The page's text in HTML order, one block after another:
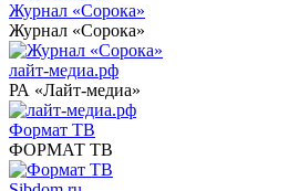
Журнал «Сорока»
Журнал «Сорока»
лайт-медиа.рф
РА «Лайт-медиа»
Формат ТВ
ФОРМАТ ТВ